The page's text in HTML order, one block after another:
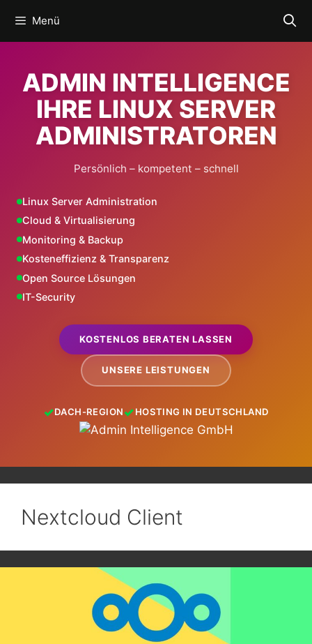
Inhalt
springen
Menü
ADMIN INTELLIGENCE
IHRE LINUX SERVER
ADMINISTRATOREN
Persönlich – kompetent – schnell
Linux Server Administration
Cloud & Virtualisierung
Monitoring & Backup
Kosteneffizienz & Transparenz
Open Source Lösungen
IT-Security
KOSTENLOS BERATEN LASSEN
UNSERE LEISTUNGEN
DACH-REGION HOSTING IN DEUTSCHLAND
Nextcloud Client